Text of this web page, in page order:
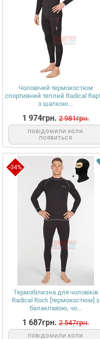
Чоловічий термокостюм
спортивний теплий Radical
з шапкою...
1 974грн. 2 981грн.
ПОВІДОМИЛИ КОЛИ
ПОЯВИТЬСЯ
-34%
Термобілизна для чоловіків
Radical Rock [термокостюм] з
балаклавою, чо...
1 687грн. 2 547грн.
ПОВІДОМИЛИ КОЛИ